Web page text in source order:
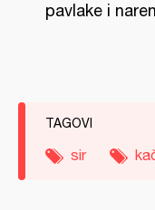
pavlake i
TAGOVI
sir